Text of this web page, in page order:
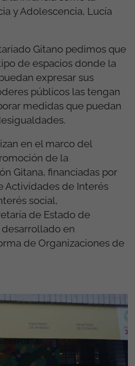
y Adolescencia, Lucía
Gitano pedimos que
de espacios donde la
expresar sus
públicos las tengan
medidas que puedan
en el marco del
de la
Gitana, financiadas por
Actividades de Interés
social,
de Estado de
desarrollado en
de Organizaciones de